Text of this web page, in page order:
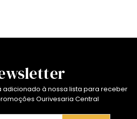
adicionado à nossa lista para receber
Ourivesaria Central